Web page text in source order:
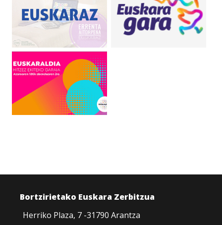
Bortzirietako Euskara Zerbitzua
Herriko Plaza, 7 -31790 Arantza